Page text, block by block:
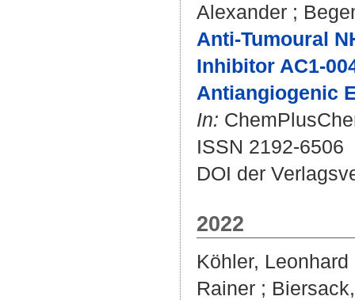
Alexander ;
Anti-Tumoural
Inhibitor AC1-
Antiangiogenic
In:
ISSN 2192-6506
DOI der
2022
Köhler, Leonhard
Rainer ;